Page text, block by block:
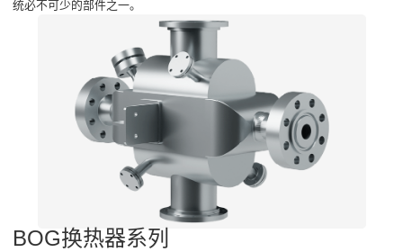
统必不可少的部件之一。
BOG换热器系列